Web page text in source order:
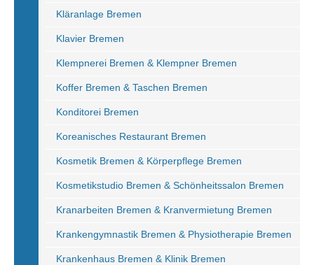
Kläranlage Bremen
Klavier Bremen
Klempnerei Bremen & Klempner Bremen
Koffer Bremen & Taschen Bremen
Konditorei Bremen
Koreanisches Restaurant Bremen
Kosmetik Bremen & Körperpflege Bremen
Kosmetikstudio Bremen & Schönheitssalon Bremen
Kranarbeiten Bremen & Kranvermietung Bremen
Krankengymnastik Bremen & Physiotherapie Bremen
Krankenhaus Bremen & Klinik Bremen